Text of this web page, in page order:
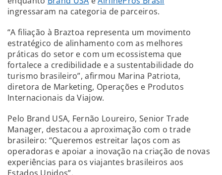
ingressaram na categoria de parceiros.
“A filiação à Braztoa representa um movimento
estratégico de alinhamento com as melhores
práticas do setor e com um ecossistema que
fortalece a credibilidade e a sustentabilidade do
turismo brasileiro”, afirmou Marina Patriota,
diretora de Marketing, Operações e Produtos
Internacionais da Viajow.
Pelo Brand USA, Fernão Loureiro, Senior Trade
Manager, destacou a aproximação com o trade
brasileiro: “Queremos estreitar laços com as
operadoras e apoiar a inovação na criação de novas
experiências para os viajantes brasileiros aos
Estados Unidos”.